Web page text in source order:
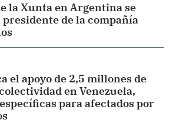
la Xunta en Argentina se
de la compañía
el apoyo de 2,5 millones de
en Venezuela,
para afectados por